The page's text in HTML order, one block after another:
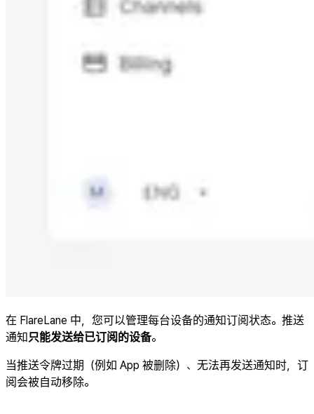
在 FlareLane 中，您可以管理每台设备的通知订阅状态。推送
通知只能发送给已订阅的设备。
当推送令牌过期（例如 App 被删除）、无法再发送通知时，订
阅会被自动移除。